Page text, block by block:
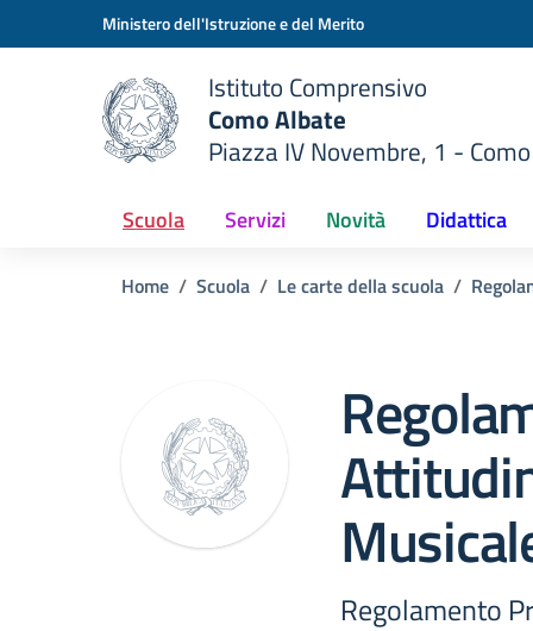
Vai ai contenuti
Vai al menu di navigazioneMinistero dell'Istruzione e del Merito
scuola
Istituto Comprensivo
Como Albate
Piazza IV Novembre, 1 - Como
Scuola Servizi Novità Didattica
Home Scuola Le carte della scuola
Regolamento